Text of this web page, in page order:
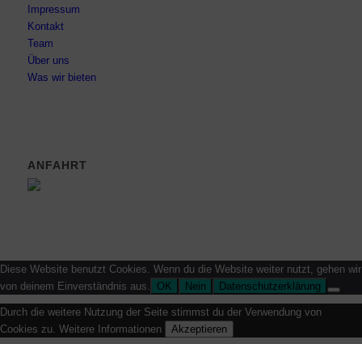
Impressum
Kontakt
Team
Über uns
Was wir bieten
ANFAHRT
Diese Website benutzt Cookies. Wenn du die Website weiter nutzt, gehen wir
von deinem Einverständnis aus.
OK Nein Datenschutzerklärung
Durch die weitere Nutzung der Seite stimmst du der Verwendung von
Cookies zu. Weitere Informationen Akzeptieren